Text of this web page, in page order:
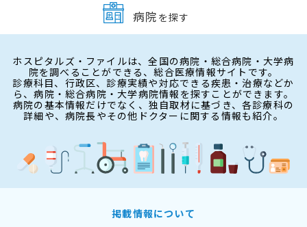
病院 を探す
ホスピタルズ・ファイルは、全国の病院・総合病院・大学病
院を調べることができる、総合医療情報サイトです。
診療科目、行政区、診療実績や対応できる疾患・治療などか
ら、病院・総合病院・大学病院情報を探すことができます。
病院の基本情報だけでなく、独自取材に基づき、各診療科の
詳細や、病院長やその他ドクターに関する情報も紹介。
掲載情報について